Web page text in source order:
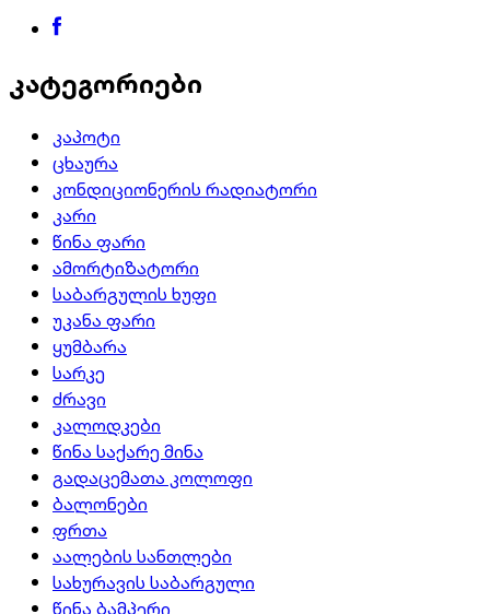
კატეგორიები
კაპოტი
ცხაურა
კონდიციონერის რადიატორი
კარი
წინა ფარი
ამორტიზატორი
საბარგულის ხუფი
უკანა ფარი
ყუმბარა
სარკე
ძრავი
კალოდკები
წინა საქარე მინა
გადაცემათა კოლოფი
ბალონები
ფრთა
აალების სანთლები
სახურავის საბარგული
წინა ბამპერი